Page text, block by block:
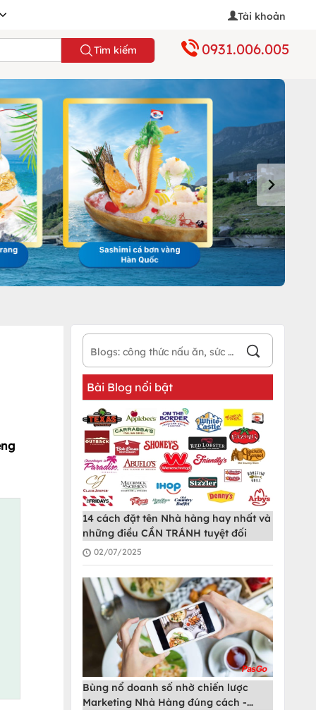
Tài khoản
Tìm kiếm 0931.006.005
Bài Blog nổi bật
14 cách đặt tên Nhà hàng hay nhất và
những điều CẦN TRÁNH tuyệt đối
02/07/2025
Bùng nổ doanh số nhờ chiến lược
Marketing Nhà Hàng đúng cách -